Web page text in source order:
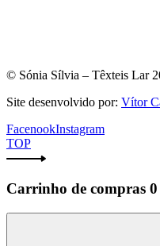
© Sónia Sílvia – Têxteis Lar
Site desenvolvido por: Vítor
FacenookInstagram
TOP
Carrinho de compras 0